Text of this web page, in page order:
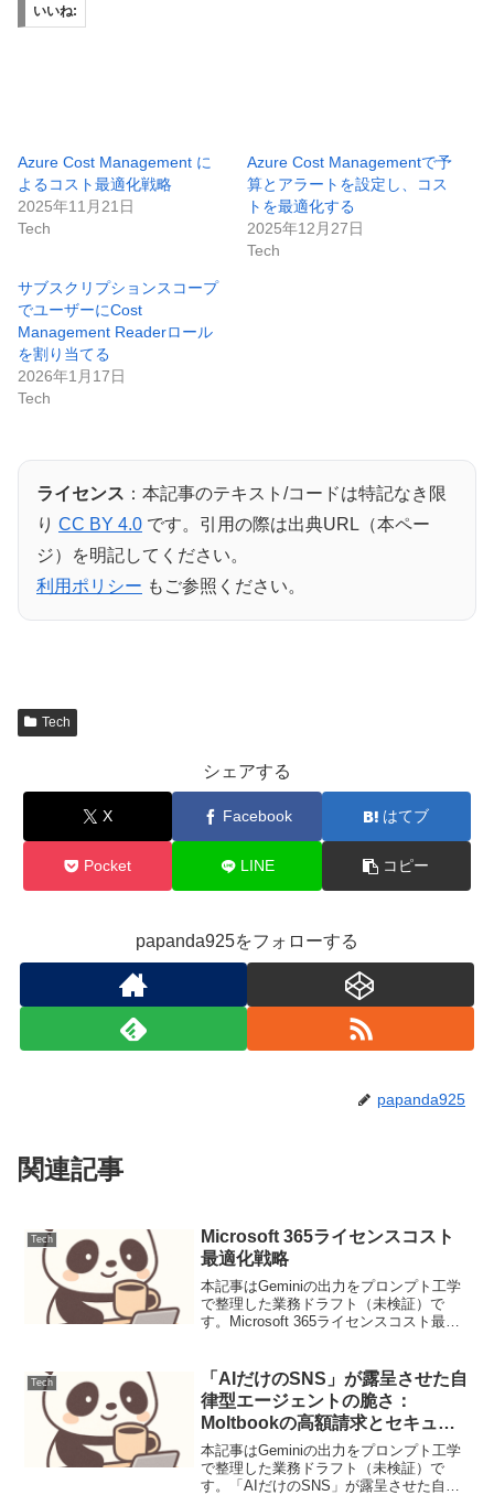
いいね:
Azure Cost Management に
よるコスト最適化戦略
2025年11月21日
Tech
Azure Cost Managementで予
算とアラートを設定し、コス
トを最適化する
2025年12月27日
Tech
サブスクリプションスコープ
でユーザーにCost
Management Readerロール
を割り当てる
2026年1月17日
Tech
ライセンス ：本記事のテキスト/コードは特記なき限
り CC BY 4.0 です。引用の際は出典URL（本ペー
ジ）を明記してください。
利用ポリシー もご参照ください。
Tech
シェアする
X Facebook はてブ
Pocket LINE コピー
papanda925をフォローする
papanda925
関連記事
Tech
Microsoft 365ライセンスコスト
最適化戦略
本記事はGeminiの出力をプロンプト工学
で整理した業務ドラフト（未検証）で
す。Microsoft 365ライセンスコスト最適
イセンスコストは運用費用の大...
Tech
「AIだけのSNS」が露呈させた自
律型エージェントの脆さ：
Moltbookの高額請求とセキュリ
ティリスク
本記事はGeminiの出力をプロンプト工学
で整理した業務ドラフト（未検証）で
す。「AIだけのSNS」が露呈させた自律